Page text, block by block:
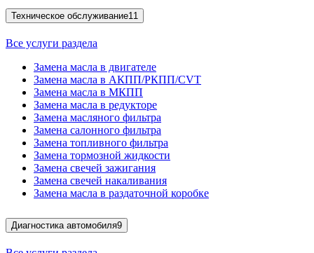
Техническое обслуживание11
Все услуги раздела
Замена масла в двигателе
Замена масла в АКПП/РКПП/CVT
Замена масла в МКПП
Замена масла в редукторе
Замена масляного фильтра
Замена салонного фильтра
Замена топливного фильтра
Замена тормозной жидкости
Замена свечей зажигания
Замена свечей накаливания
Замена масла в раздаточной коробке
Диагностика автомобиля9